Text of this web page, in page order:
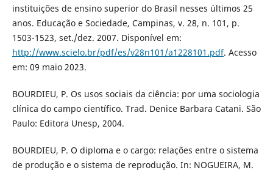
instituições de ensino superior do Brasil nesses últimos 25
anos. Educação e Sociedade, Campinas, v. 28, n. 101, p.
1503-1523, set./dez. 2007. Disponível em:
http://www.scielo.br/pdf/es/v28n101/a1228101.pdf. Acesso
em: 09 maio 2023.
BOURDIEU, P. Os usos sociais da ciência: por uma sociologia
clínica do campo científico. Trad. Denice Barbara Catani. São
Paulo: Editora Unesp, 2004.
BOURDIEU, P. O diploma e o cargo: relações entre o sistema
de produção e o sistema de reprodução. In: NOGUEIRA, M.